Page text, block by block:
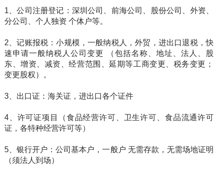
1、公司注册登记：深圳公司、前海公司、股份公司、外资、
分公司、个人独资 个体户等。
2、记账报税：小规模，一般纳税人，外贸，进出口退税，快
速申请一般纳税人公司变更 （包括名称、地址、法人、股
东、增资、减资、经营范围、延期等工商变更、税务变更；
变更股权）。
3、出口证：海关证，进出口各个证件
4、许可证项目（食品经营许可、卫生许可、食品流通许可
证，各特种经营许可等）
5、银行开户：公司基本户，一般户 无需存款，无需场地证明
（须法人到场）